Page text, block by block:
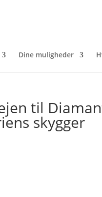
Dine muligheder
til
skygger